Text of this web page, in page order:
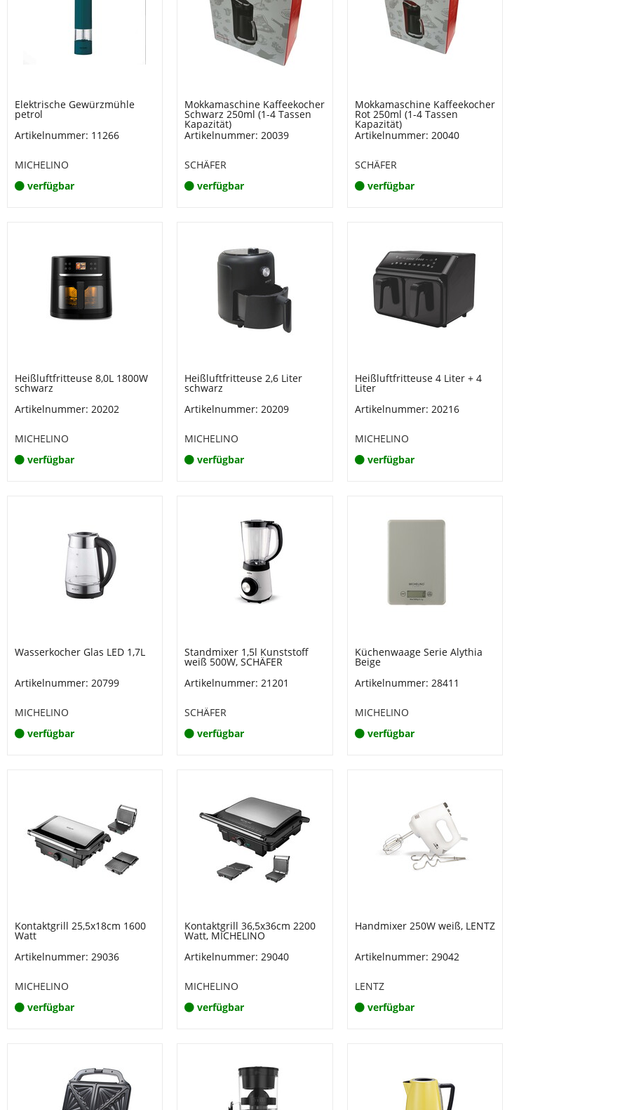
Elektrische Gewürzmühle
petrol
Artikelnummer: 11266
MICHELINO
verfügbar
Mokkamaschine Kaffeekocher
Schwarz 250ml (1-4 Tassen
Kapazität)
Artikelnummer: 20039
SCHÄFER
verfügbar
Mokkamaschine Kaffeekocher
Rot 250ml (1-4 Tassen
Kapazität)
Artikelnummer: 20040
SCHÄFER
verfügbar
Heißluftfritteuse 8,0L 1800W
schwarz
Artikelnummer: 20202
MICHELINO
verfügbar
Heißluftfritteuse 2,6 Liter
schwarz
Artikelnummer: 20209
MICHELINO
verfügbar
Heißluftfritteuse 4 Liter + 4
Liter
Artikelnummer: 20216
MICHELINO
verfügbar
Wasserkocher Glas LED 1,7L
Artikelnummer: 20799
MICHELINO
verfügbar
Standmixer 1,5l Kunststoff
weiß 500W, SCHÄFER
Artikelnummer: 21201
SCHÄFER
verfügbar
Küchenwaage Serie Alythia
Beige
Artikelnummer: 28411
MICHELINO
verfügbar
Kontaktgrill 25,5x18cm 1600
Watt
Artikelnummer: 29036
MICHELINO
verfügbar
Kontaktgrill 36,5x36cm 2200
Watt, MICHELINO
Artikelnummer: 29040
MICHELINO
verfügbar
Handmixer 250W weiß, LENTZ
Artikelnummer: 29042
LENTZ
verfügbar